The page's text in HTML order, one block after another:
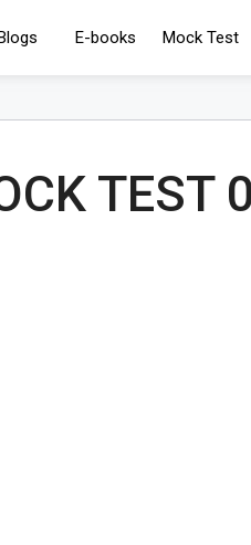
E-books Mock Test
TEST